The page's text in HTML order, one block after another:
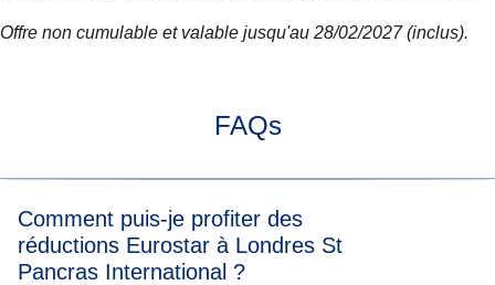
Offre non cumulable et valable jusqu'au 28/02/2027 (inclus).
FAQs
Comment puis-je profiter des
réductions Eurostar à Londres St
Pancras International ?